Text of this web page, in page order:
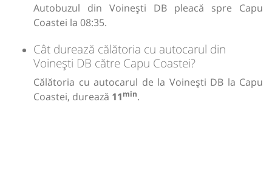
Autobuzul din Voinești DB pleacă spre Capu
Coastei la 08:35.
Cât durează călătoria cu autocarul din
Voinești DB către Capu Coastei?
Călătoria cu autocarul de la Voinești DB la Capu
Coastei, durează 11min.